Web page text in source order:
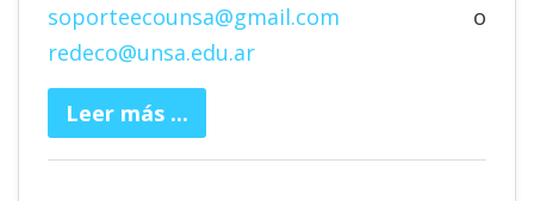
soporteecounsa@gmail.com o
redeco@unsa.edu.ar
Leer más ...